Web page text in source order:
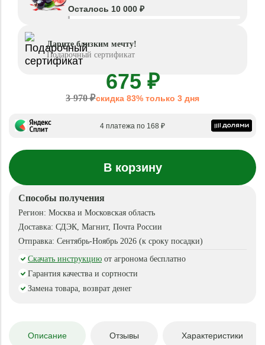
Осталось 10 000 ₽
Дарите близким мечту!
Подарочный сертификат
675 ₽
3 970 ₽скидка 83% только 3 дня
4 платежа по 168 ₽
В корзину
Способы получения
Регион: Москва и Московская область
Доставка: СДЭК, Магнит, Почта России
Отправка: Сентябрь-Ноябрь 2026 (к сроку посадки)
Скачать инструкцию от агронома бесплатно
Гарантия качества и сортности
Замена товара, возврат денег
Описание Отзывы Характеристики